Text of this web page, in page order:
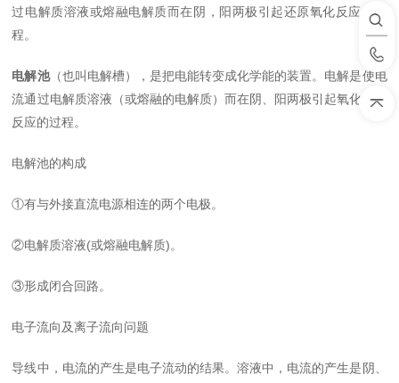
过电解质溶液或熔融电解质而在阴，阳两极引起还原氧化反应的过
程。
电解池（也叫电解槽），是把电能转变成化学能的装置。电解是使电
流通过电解质溶液（或熔融的电解质）而在阴、阳两极引起氧化还原
反应的过程。
电解池的构成
①有与外接直流电源相连的两个电极。
②电解质溶液(或熔融电解质)。
③形成闭合回路。
电子流向及离子流向问题
导线中，电流的产生是电子流动的结果。溶液中，电流的产生是阴、